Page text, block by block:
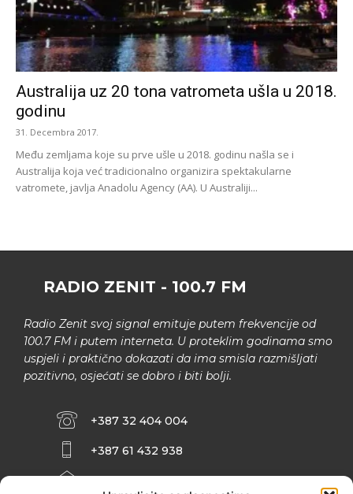
Australija uz 20 tona vatrometa ušla u 2018.
godinu
31. Decembra 2017.
Među zemljama koje su prve ušle u 2018. godinu našla se i
Australija koja već tradicionalno organizira spektakularne
vatromete, javlja Anadolu Agency (AA). U Australiji...
RADIO ZENIT - 100.7 FM
Radio Zenit svoj signal emituje putem frekvencije od
100.7 FM i putem interneta. U proteklim godinama smo
uspjeli i praktično dokazati da ima smisla razmišljati
pozitivno, osjećati se dobro i biti bolji.
+387 32 404 004
+387 61 432 938
INFO@ZENIT.BA